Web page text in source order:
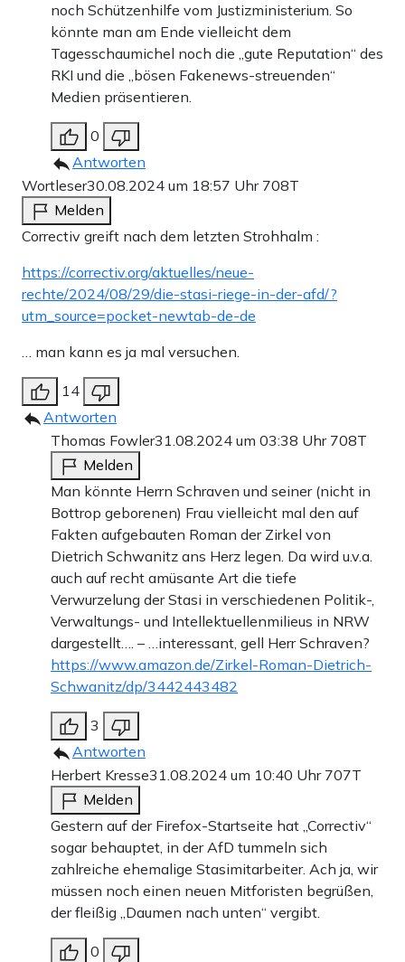
noch Schützenhilfe vom Justizministerium. So
könnte man am Ende vielleicht dem
Tagesschaumichel noch die „gute Reputation“ des
RKI und die „bösen Fakenews-streuenden“
Medien präsentieren.
0
Antworten
Wortleser30.08.2024 um 18:57 Uhr 708T
Melden
Correctiv greift nach dem letzten Strohhalm :
https://correctiv.org/aktuelles/neue-
rechte/2024/08/29/die-stasi-riege-in-der-afd/?
utm_source=pocket-newtab-de-de
… man kann es ja mal versuchen.
14
Antworten
Thomas Fowler31.08.2024 um 03:38 Uhr 708T
Melden
Man könnte Herrn Schraven und seiner (nicht in
Bottrop geborenen) Frau vielleicht mal den auf
Fakten aufgebauten Roman der Zirkel von
Dietrich Schwanitz ans Herz legen. Da wird u.v.a.
auch auf recht amüsante Art die tiefe
Verwurzelung der Stasi in verschiedenen Politik-,
Verwaltungs- und Intellektuellenmilieus in NRW
dargestellt…. – …interessant, gell Herr Schraven?
https://www.amazon.de/Zirkel-Roman-Dietrich-
Schwanitz/dp/3442443482
3
Antworten
Herbert Kresse31.08.2024 um 10:40 Uhr 707T
Melden
Gestern auf der Firefox-Startseite hat „Correctiv“
sogar behauptet, in der AfD tummeln sich
zahlreiche ehemalige Stasimitarbeiter. Ach ja, wir
müssen noch einen neuen Mitforisten begrüßen,
der fleißig „Daumen nach unten“ vergibt.
0